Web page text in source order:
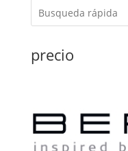
precio